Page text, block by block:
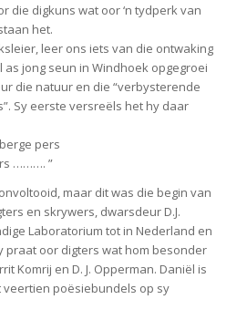
die digkuns wat oor ‘n tydperk van
het.
leer ons iets van die ontwaking
as jong seun in Windhoek opgegroei
die natuur en die “verbysterende
Sy eerste versreëls het hy daar
pers
………. ”
maar dit was die begin van
en skrywers, dwarsdeur D.J.
Laboratorium tot in Nederland en
praat oor digters wat hom besonder
Komrij en D. J. Opperman. Daniël is
veertien poësiebundels op sy